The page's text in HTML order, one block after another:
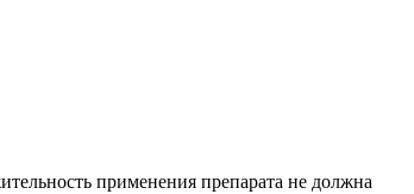
применения препарата не должна